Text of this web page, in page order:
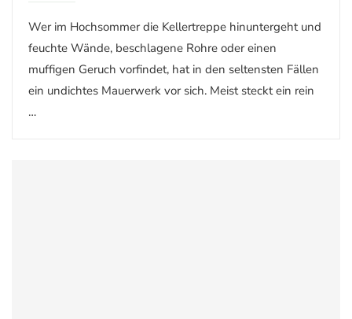
Wer im Hochsommer die Kellertreppe hinuntergeht und
feuchte Wände, beschlagene Rohre oder einen
muffigen Geruch vorfindet, hat in den seltensten Fällen
ein undichtes Mauerwerk vor sich. Meist steckt ein rein
…